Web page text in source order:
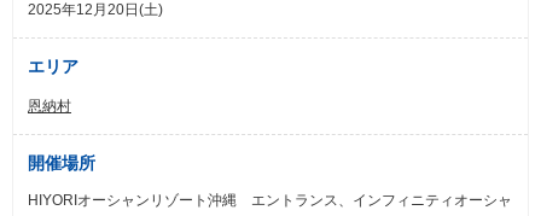
2025年12月20日(土)
エリア
恩納村
開催場所
HIYORIオーシャンリゾート沖縄 エントランス、インフィニティオーシャ